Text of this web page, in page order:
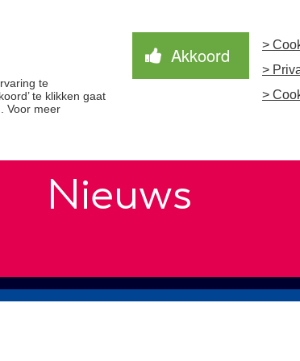
te
te klikken gaat
Voor meer
Akkoord
>
>
>
Nieuws
Nieuws